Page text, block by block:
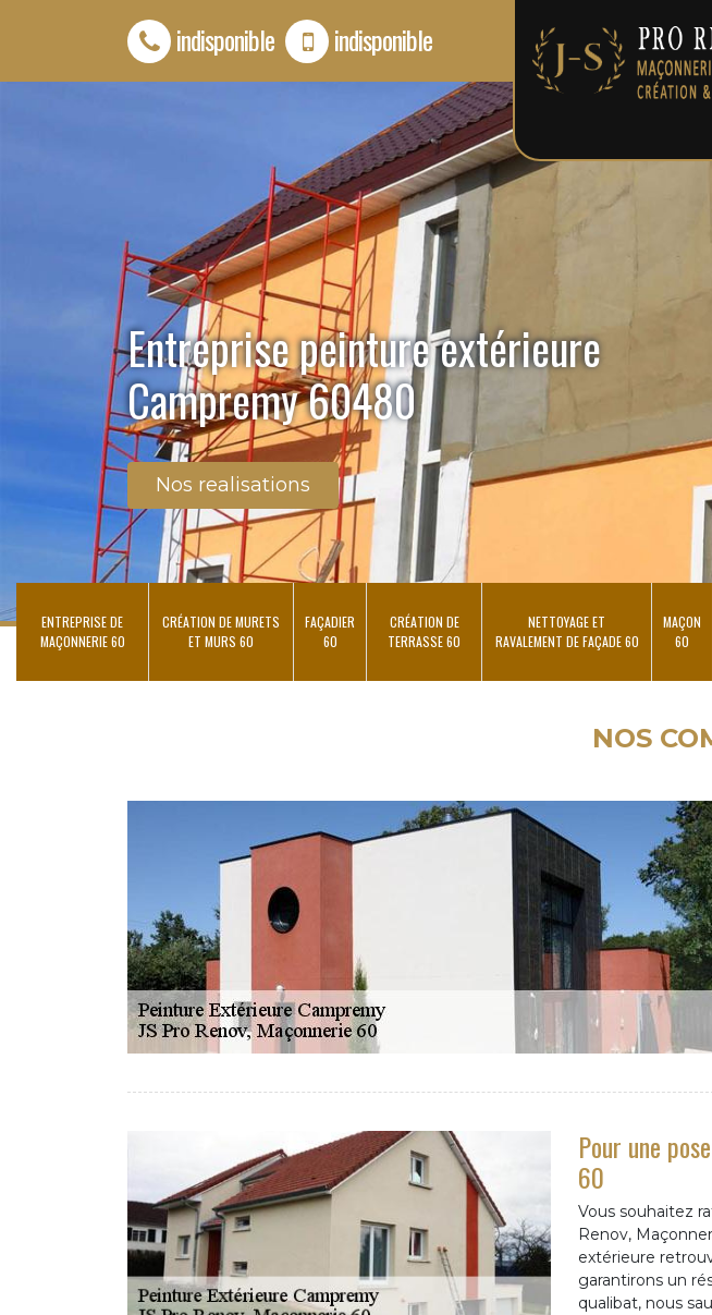
indisponible indisponible
Entreprise peinture extérieure
Campremy 60480
Nos realisations
ENTREPRISE DE
MAÇONNERIE 60
CRÉATION DE MURETS
ET MURS 60
FAÇADIER
60
CRÉATION DE
TERRASSE 60
NETTOYAGE ET
RAVALEMENT DE FAÇADE 60
MAÇON
60
NOS
Pour une
60
Vous souhaitez
Renov,
extérieure
garantirons un
qualibat, nous